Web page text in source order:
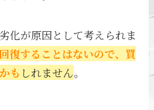
化が原因として考えられま
復することはないので、買
も しれません。